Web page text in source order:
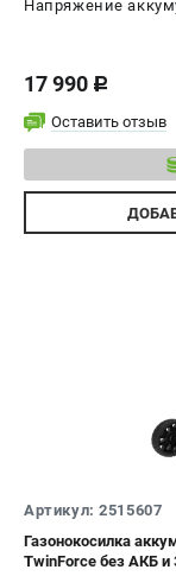
Напряжение
17 990 c
Оставить отзыв
Артикул: 2515607
Газонокосилка
TwinForce без АКБ и